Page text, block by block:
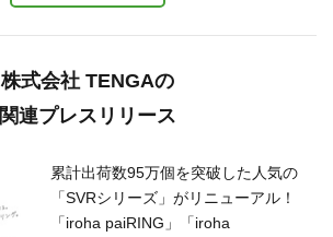
株式会社 TENGAの
関連プレスリリース
累計出荷数95万個を突破した人気の
「SVRシリーズ」がリニューアル！
「iroha paiRING」「iroha